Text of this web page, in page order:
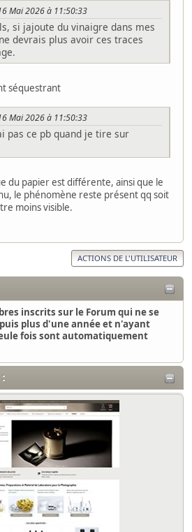
inscrits sur le Forum qui ne se
plus d'une année et n'ayant
fois sont automatiquement
:
Mai 2026 à 11:50:33
si jajoute du vinaigre dans mes
devrais plus avoir ces traces
séquestrant
Mai 2026 à 11:50:33
pas ce pb quand je tire sur
du papier est différente, ainsi que le
le phénomène reste présent qq soit
moins visible.
ACTIONS DE L'UTILISATEUR